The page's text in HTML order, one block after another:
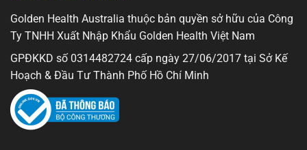
Golden Health Australia thuộc bản quyền sở hữu của Công
Ty TNHH Xuất Nhập Khẩu Golden Health Việt Nam
GPĐKKD số 0314482724 cấp ngày 27/06/2017 tại Sở Kế
Hoạch & Đầu Tư Thành Phố Hồ Chí Minh